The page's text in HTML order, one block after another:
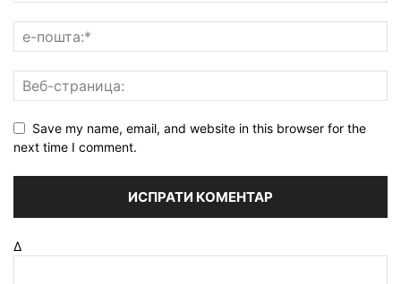
Save my name, email, and website in this browser for the
next time I comment.
Δ